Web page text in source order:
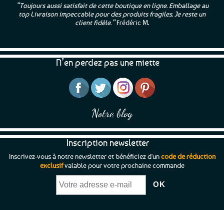
“Toujours aussi satisfait de cette boutique en ligne. Emballage au
top Livraison impeccable pour des produits fragiles. Je reste un
client fidèle.”Frédéric M.
N’en perdez pas une miette
Notre blog
Inscription newsletter
Inscrivez-vous à notre newsletter et bénéficiez d'uncode de réduction
exclusifvalable pour votre prochaine commande